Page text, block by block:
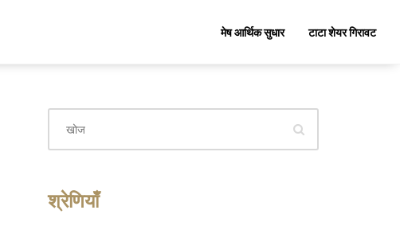
मेष आर्थिक सुधार टाटा शेयर गिरावट
श्रेणियाँ